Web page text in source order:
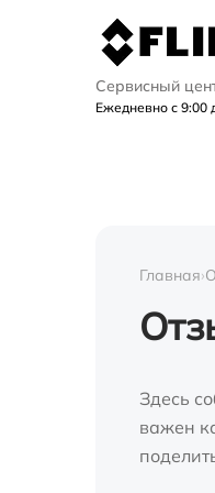
Сервисный
Ежедневно с 9:00
Главная›
Здесь
важен